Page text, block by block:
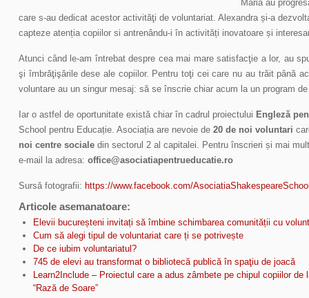
Maria au
care s-au dedicat acestor activităţi de voluntariat. Alexandra și-a
capteze atenția copiilor si antrenându-i în activități inovatoare și
Atunci când le-am întrebat despre cea mai mare satisfacţie a lor, au
şi îmbrăţişările dese ale copiilor. Pentru toţi cei care nu au trăit până
voluntare au un singur mesaj: să se înscrie chiar acum la un program
Iar o astfel de oportunitate există chiar în cadrul proiectului Engleză
School pentru Educație. Asociația are nevoie de 20 de noi voluntari
noi centre sociale din sectorul 2 al capitalei. Pentru înscrieri și mai
e-mail la adresa: office@asociatiapentrueducatie.ro
Sursă fotografii: https://www.facebook.com/
Articole asemanatoare:
Elevii bucureșteni invitați să îmbine schimbarea comunității cu
Cum să alegi tipul de voluntariat care ți se potrivește
De ce iubim voluntariatul?
745 de elevi au transformat o bibliotecă publică în spaţiu de joacă
Learn2Include – Proiectul care a adus zâmbete pe chipul copiilor de
“Rază de Soare”